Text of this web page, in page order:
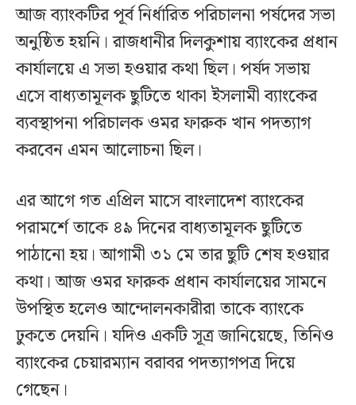
আজ ব্যাংকটির পূর্ব নির্ধারিত পরিচালনা পর্ষদের সভা
অনুষ্ঠিত হয়নি। রাজধানীর দিলকুশায় ব্যাংকের প্রধান
কার্যালয়ে এ সভা হওয়ার কথা ছিল। পর্ষদ সভায়
এসে বাধ্যতামূলক ছুটিতে থাকা ইসলামী ব্যাংকের
ব্যবস্থাপনা পরিচালক ওমর ফারুক খান পদত্যাগ
করবেন এমন আলোচনা ছিল।
এর আগে গত এপ্রিল মাসে বাংলাদেশ ব্যাংকের
পরামর্শে তাকে ৪৯ দিনের বাধ্যতামূলক ছুটিতে
পাঠানো হয়। আগামী ৩১ মে তার ছুটি শেষ হওয়ার
কথা। আজ ওমর ফারুক প্রধান কার্যালয়ের সামনে
উপস্থিত হলেও আন্দোলনকারীরা তাকে ব্যাংকে
ঢুকতে দেয়নি। যদিও একটি সূত্র জানিয়েছে, তিনিও
ব্যাংকের চেয়ারম্যান বরাবর পদত্যাগপত্র দিয়ে
গেছেন।